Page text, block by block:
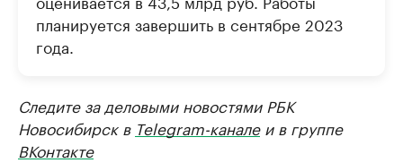
планируется завершить в сентябре 2023
года.
Следите за деловыми новостями РБК
Новосибирск в Telegram-каналеи в группе
ВКонтакте